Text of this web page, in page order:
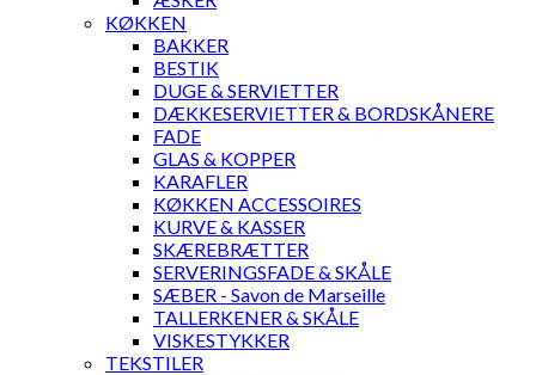
KØKKEN
BAKKER
BESTIK
DUGE & SERVIETTER
DÆKKESERVIETTER & BORDSKÅNERE
FADE
GLAS & KOPPER
KARAFLER
KØKKEN ACCESSOIRES
KURVE & KASSER
SKÆREBRÆTTER
SERVERINGSFADE & SKÅLE
SÆBER - Savon de Marseille
TALLERKENER & SKÅLE
VISKESTYKKER
TEKSTILER